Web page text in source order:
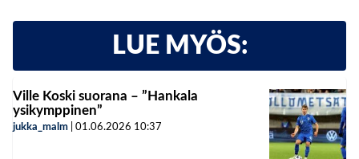
LUE MYÖS:
Ville Koski suorana – ”Hankala
ysikymppinen”
jukka_malm 01.06.2026 10:37